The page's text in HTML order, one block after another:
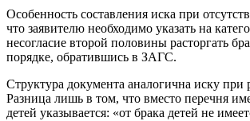
Особенность составления иска при
что заявителю необходимо указать на
несогласие второй половины расторгать
порядке, обратившись в ЗАГС.
Структура документа аналогична иску при
Разница лишь в том, что вместо перечня
детей указывается: «от брака детей не